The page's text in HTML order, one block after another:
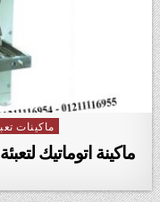
Posted in
ماكينات
ماكينة اتوماتيك